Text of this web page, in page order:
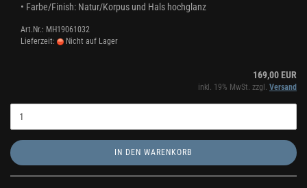
• Farbe/Finish: Natur/Korpus und Hals hochglanz
Art.Nr.: MH19061032
Lieferzeit:
Nicht auf Lager
169,00 EUR
inkl. 19% MwSt. zzgl. Versand
IN DEN WARENKORB